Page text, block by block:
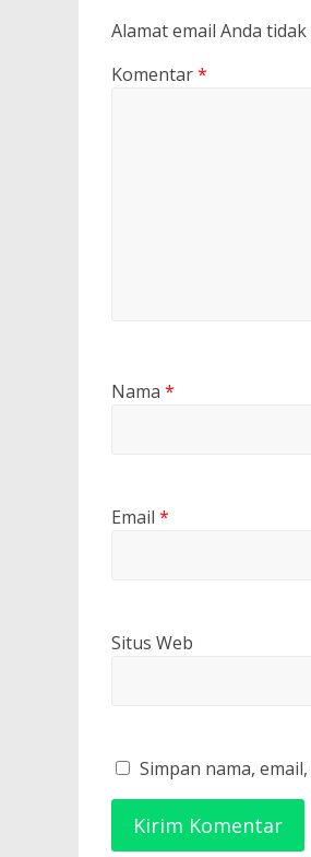
Alamat email Anda
Komentar*
Nama *
Email *
Situs Web
Simpan nama,